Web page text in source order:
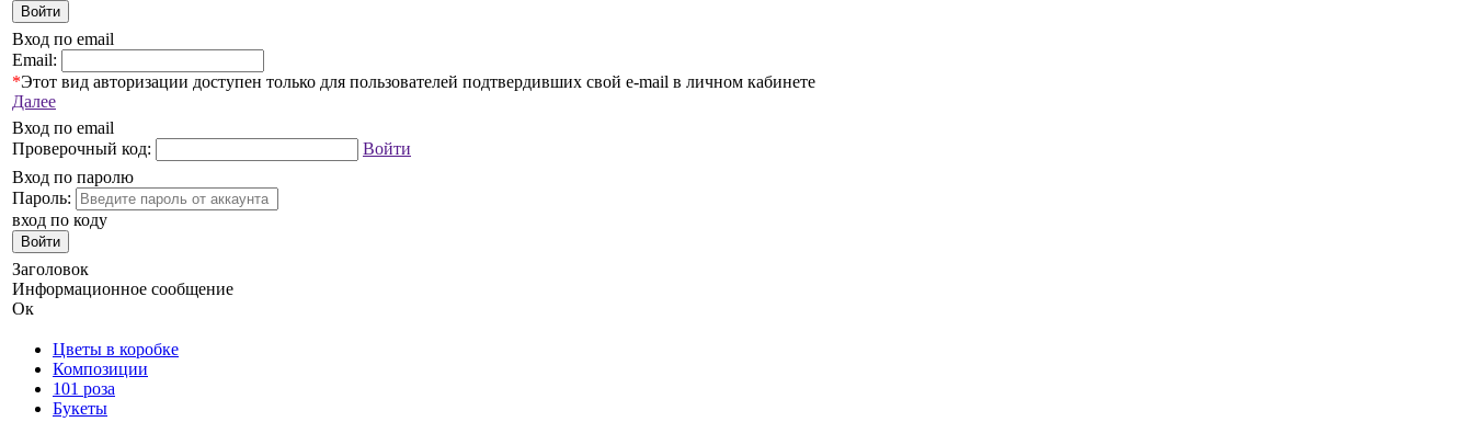
Войти
Вход по email
Email:
*Этот вид авторизации доступен только для пользователей подтвердивших свой e-mail в личном кабинете
Далее
Вход по email
Проверочный код:
Войти
Вход по паролю
Пароль:
вход по коду
Войти
Заголовок
Информационное сообщение
Ок
Цветы в коробке
Композиции
101 роза
Букеты